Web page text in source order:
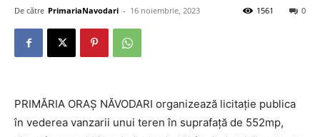
De către PrimariaNavodari - 16 noiembrie, 2023 0
1561
PRIMĂRIA ORAŞ NĂVODARI organizează licitaţie publica
în vederea vanzarii unui teren în suprafaţă de 552mp,